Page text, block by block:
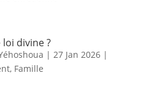
divine ?
| 27 Jan 2026|
, Famille